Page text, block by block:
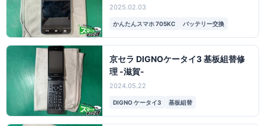
賀-
2025.02.03
かんたんスマホ 705KC バッテリー交換
京セラ DIGNOケータイ3 基板組替修
理 -滋賀-
2024.05.22
DIGNO ケータイ3 基板組替